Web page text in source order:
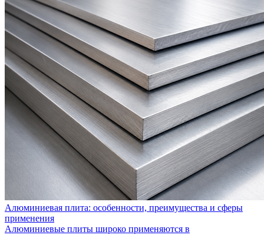
Алюминиевая плита: особенности, преимущества и сферы
применения
Алюминиевые плиты широко применяются в